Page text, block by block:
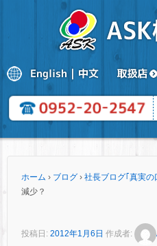
ホーム › ブログ › 社長ブログ｢真実の
減少？
投稿日: 2012年1月6日 作成者: